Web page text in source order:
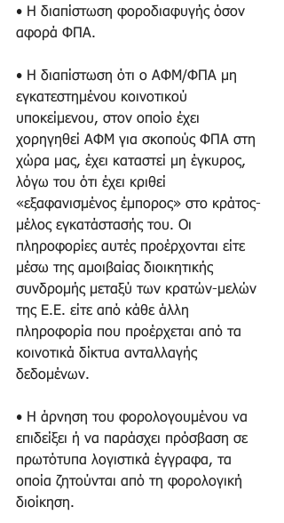
• Η διαπίστωση φοροδιαφυγής όσον
αφορά ΦΠΑ.
• Η διαπίστωση ότι ο ΑΦΜ/ΦΠΑ μη
εγκατεστημένου κοινοτικού
υποκείμενου, στον οποίο έχει
χορηγηθεί ΑΦΜ για σκοπούς ΦΠΑ στη
χώρα μας, έχει καταστεί μη έγκυρος,
λόγω του ότι έχει κριθεί
«εξαφανισμένος έμπορος» στο κράτος-
μέλος εγκατάστασής του. Οι
πληροφορίες αυτές προέρχονται είτε
μέσω της αμοιβαίας διοικητικής
συνδρομής μεταξύ των κρατών-μελών
της Ε.Ε. είτε από κάθε άλλη
πληροφορία που προέρχεται από τα
κοινοτικά δίκτυα ανταλλαγής
δεδομένων.
• Η άρνηση του φορολογουμένου να
επιδείξει ή να παράσχει πρόσβαση σε
πρωτότυπα λογιστικά έγγραφα, τα
οποία ζητούνται από τη φορολογική
διοίκηση.